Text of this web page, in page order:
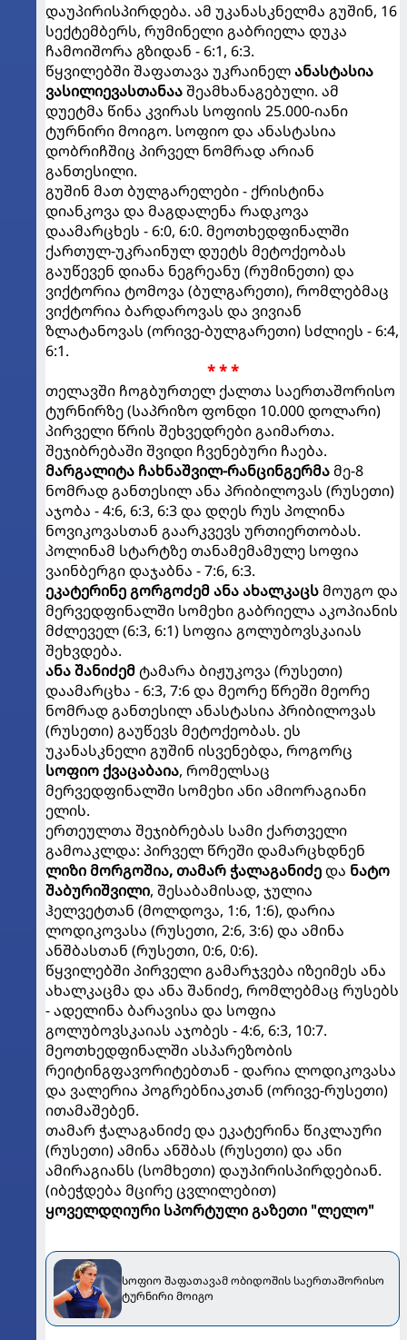
დაუპირისპირდება. ამ უკანასკნელმა გუშინ, 16
სექტემბერს, რუმინელი გაბრიელა დუკა
ჩამოიშორა გზიდან - 6:1, 6:3.
წყვილებში შაფათავა უკრაინელანასტასია
ვასილიევასთანააშეამხანაგებული. ამ
დუეტმა წინა კვირას სოფიის 25.000-იანი
ტურნირი მოიგო. სოფიო და ანასტასია
დობრიჩშიც პირველ ნომრად არიან
განთესილი.
გუშინ მათ ბულგარელები - ქრისტინა
დიანკოვა და მაგდალენა რადკოვა
დაამარცხეს - 6:0, 6:0. მეოთხედფინალში
ქართულ-უკრაინულ დუეტს მეტოქეობას
გაუწევენ დიანა ნეგრეანუ (რუმინეთი) და
ვიქტორია ტომოვა (ბულგარეთი), რომლებმაც
ვიქტორია ბარდაროვას და ვივიან
ზლატანოვას (ორივე-ბულგარეთი) სძლიეს - 6:4,
6:1.
* * *
თელავში ჩოგბურთელ ქალთა საერთაშორისო
ტურნირზე (საპრიზო ფონდი 10.000 დოლარი)
პირველი წრის შეხვედრები გაიმართა.
შეჯიბრებაში შვიდი ჩვენებური ჩაება.
მარგალიტა ჩახნაშვილ-რანცინგერმამე-8
ნომრად განთესილ ანა პრიბილოვას (რუსეთი)
აჯობა - 4:6, 6:3, 6:3 და დღეს რუს პოლინა
ნოვიკოვასთან გაარკვევს ურთიერთობას.
პოლინამ სტარტზე თანამემამულე სოფია
ვაინბერგი დაჯაბნა - 7:6, 6:3.
ეკატერინე გორგოძემანა ახალკაცსმოუგო და
მერვედფინალში სომეხი გაბრიელა აკოპიანის
მძლეველ (6:3, 6:1) სოფია გოლუბოვსკაიას
შეხვდება.
ანა შანიძემტამარა ბიჟუკოვა (რუსეთი)
დაამარცხა - 6:3, 7:6 და მეორე წრეში მეორე
ნომრად განთესილ ანასტასია პრიბილოვას
(რუსეთი) გაუწევს მეტოქეობას. ეს
უკანასკნელი გუშინ ისვენებდა, როგორც
სოფიო ქვაცაბაია, რომელსაც
მერვედფინალში სომეხი ანი ამიორაგიანი
ელის.
ერთეულთა შეჯიბრებას სამი ქართველი
გამოაკლდა: პირველ წრეში დამარცხდნენ
ლიზი მორგოშია, თამარ ჭალაგანიძედა ნატო
შაბურიშვილი, შესაბამისად, ჯულია
ჰელვეტთან (მოლდოვა, 1:6, 1:6), დარია
ლოდიკოვასა (რუსეთი, 2:6, 3:6) და ამინა
ანშბასთან (რუსეთი, 0:6, 0:6).
წყვილებში პირველი გამარჯვება იზეიმეს ანა
ახალკაცმა და ანა შანიძე, რომლებმაც რუსებს
- ადელინა ბარავისა და სოფია
გოლუბოვსკაიას აჯობეს - 4:6, 6:3, 10:7.
მეოთხედფინალში ასპარეზობის
რეიტინგფავორიტებთან - დარია ლოდიკოვასა
და ვალერია პოგრებნიაკთან (ორივე-რუსეთი)
ითამაშებენ.
თამარ ჭალაგანიძე და ეკატერინა წიკლაური
(რუსეთი) ამინა ანშბას (რუსეთი) და ანი
ამირაგიანს (სომხეთი) დაუპირისპირდებიან.
(იბეჭდება მცირე ცვლილებით)
ყოველდღიური სპორტული გაზეთი "ლელო"
სოფიო შაფათავამ ობიდოშის საერთაშორისო
ტურნირი მოიგო